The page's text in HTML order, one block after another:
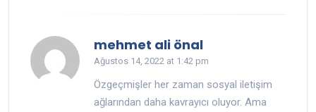
mehmet ali önal
Ağustos 14, 2022 at 1:42 pm
Özgeçmişler her zaman sosyal iletişim
ağlarından daha kavrayıcı oluyor. Ama